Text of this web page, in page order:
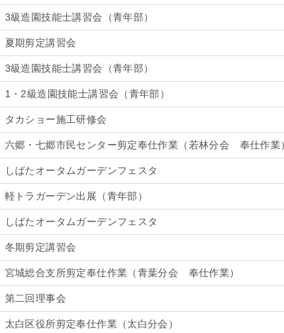
3級造園技能士講習会（青年部）
夏期剪定講習会
3級造園技能士講習会（青年部）
1・2級造園技能士講習会（青年部）
タカショー施工研修会
六郷・七郷市民センター剪定奉仕作業（若林分会 奉仕作業
しばたオータムガーデンフェスタ
軽トラガーデン出展（青年部）
しばたオータムガーデンフェスタ
冬期剪定講習会
宮城総合支所剪定奉仕作業（青葉分会 奉仕作業）
第二回理事会
太白区役所剪定奉仕作業（太白分会）